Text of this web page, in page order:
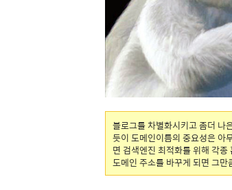
블로그를 차별화시키고 좀더 나
듯이 도메인이름의 중요성은 아
면 검색엔진 최적화를 위해 각
도메인 주소를 바꾸게 되면 그